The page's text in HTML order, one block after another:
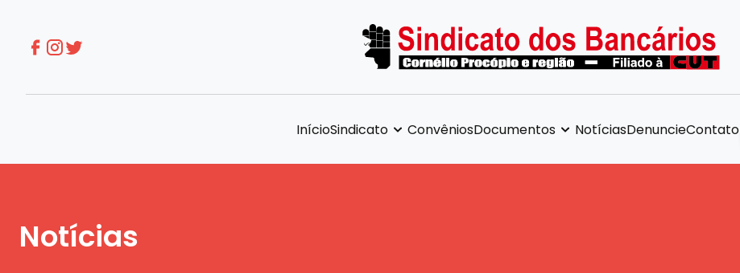
InícioSindicato ConvêniosDocumentos NotíciasDenuncieContato
Notícias